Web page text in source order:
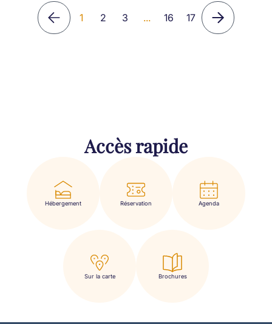
1 2 3 ... 16 17
Accès rapide
Hébergement Réservation Agenda
Sur la carte Brochures